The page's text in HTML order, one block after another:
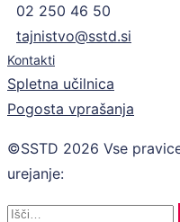
02 250 46 50
tajnistvo@sstd.si
Kontakti
Spletna učilnica
Pogosta vprašanja
©SSTD 2026 Vse
urejanje:
Search